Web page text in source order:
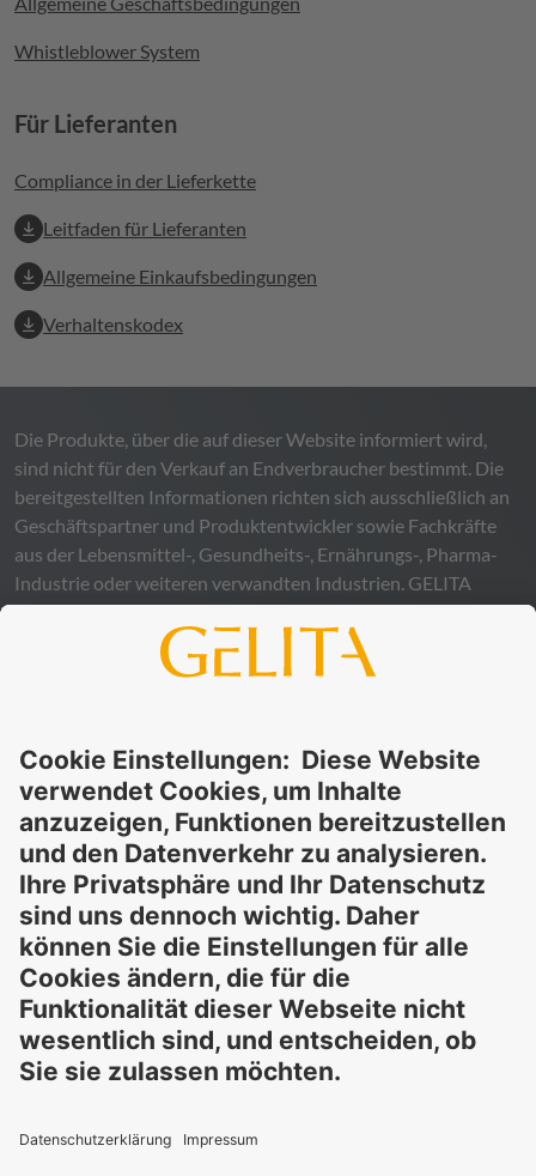
Whistleblower System
Für Lieferanten
Compliance in der Lieferkette
Leitfaden für Lieferanten
Allgemeine Einkaufsbedingungen
Verhaltenskodex
Die Produkte, über die auf dieser Website informiert wird,
sind nicht für den Verkauf an Endverbraucher bestimmt. Die
bereitgestellten Informationen richten sich ausschließlich an
Geschäftspartner und Produktentwickler sowie Fachkräfte
aus der Lebensmittel-, Gesundheits-, Ernährungs-, Pharma-
Industrie oder weiteren verwandten Industrien. GELITA
übernimmt keinerlei Gewähr – weder ausdrücklich noch
stillschweigend – für die Richtigkeit, Verlässlichkeit oder
Vollständigkeit der bereitgestellten Informationen und
Informationen ergeben könnte. Die Verwendung der
Informationen erfolgt auf eigenes Risiko und in eigener
Verantwortung.
Diese Erklärung entbindet Sie nicht von der Pflicht, eigene
Eignungsprüfungen und Tests durchzuführen, sowie alle
geltenden gesetzlichen Vorschriften einzuhalten und Rechte
Dritter zu respektieren. Die beschriebenen Produkte und
Konzepte sind nicht für den Einzelverkauf oder den direkten
Endverbrauch bestimmt. Sie sind nicht zur Diagnose,
Behandlung, Heilung oder Vorbeugung von Krankheiten
gedacht. Verwendungen und Aussagen zu